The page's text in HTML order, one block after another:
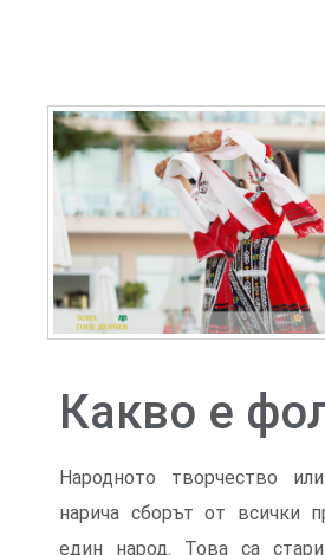
Какво е
Народното творчество
нарича сборът от всички
един народ. Това са